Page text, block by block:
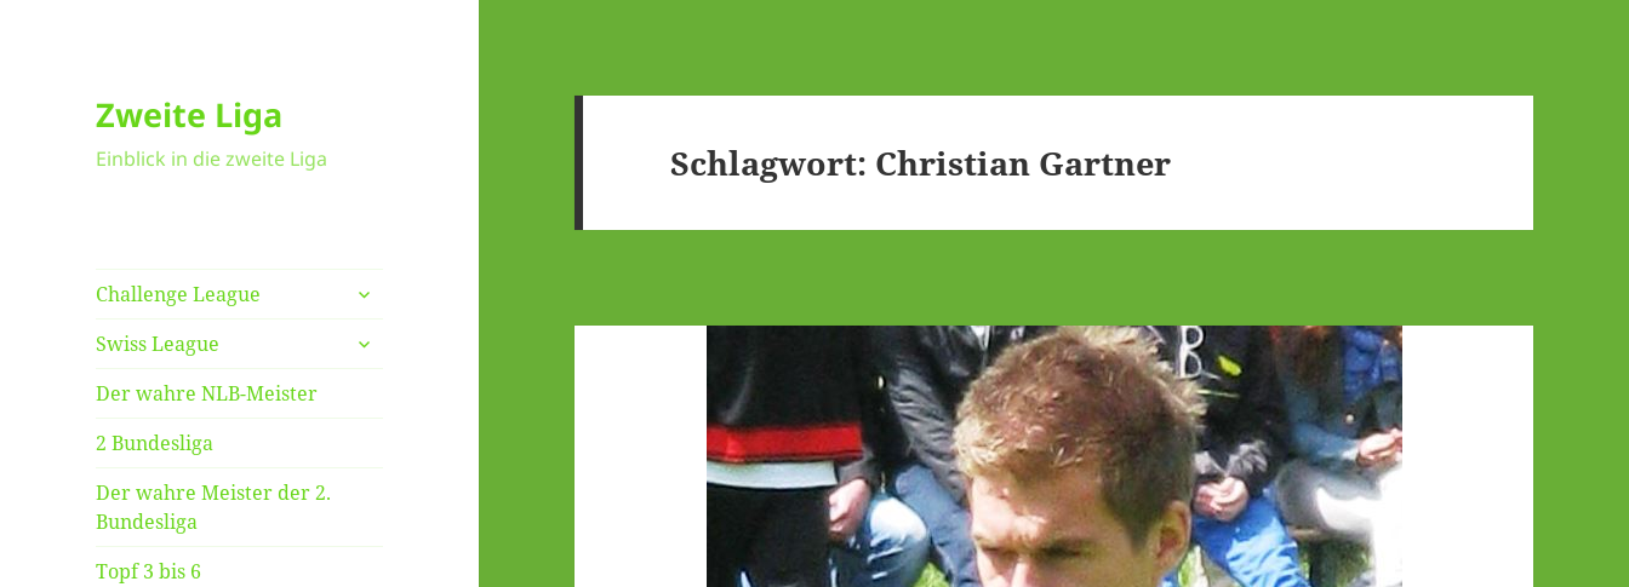
Zweite Liga
Einblick in die zweite Liga
Challenge League
untermenü
anzeigen
Swiss League
untermenü
anzeigen
Der wahre NLB-Meister
2 Bundesliga
Der wahre Meister der 2.
Bundesliga
Topf 3 bis 6
Schlagwort: Christian Gartner